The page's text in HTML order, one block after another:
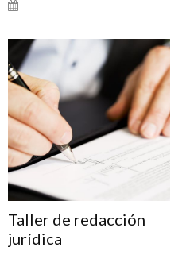
Taller de redacción
jurídica